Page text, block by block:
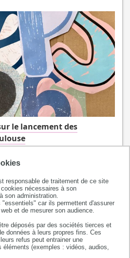
responsable de traitement de ce site
nécessaires à son
son administration.
car ils permettent d'assurer
et de mesurer son audience.
déposés par des sociétés tierces et
données à leurs propres fins. Ces
refus peut entrainer une
(exemples : vidéos, audios,
le lancement des